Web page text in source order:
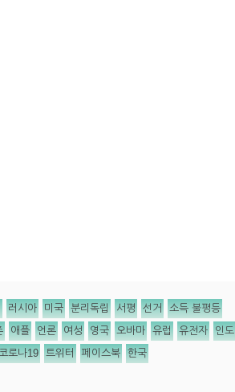
러시아 미국 분리독립 서평 선거 소득 불평등
애플 언론 여성 영국 오바마 유럽 유전자 인도
로나19 트위터 페이스북 한국